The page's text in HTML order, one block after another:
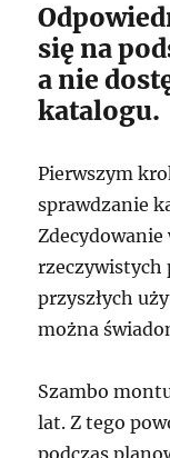
się na
a nie
katalogu.
Pierwszym
sprawdzanie
rzeczywistych
przyszłych
można
Szambo
lat. Z tego